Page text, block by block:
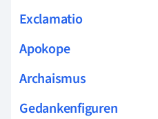
Exclamatio
Apokope
Archaismus
Gedankenfiguren